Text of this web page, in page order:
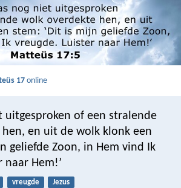
17 online
uitgesproken of een stralende
en uit de wolk klonk een
geliefde Zoon, in Hem vind Ik
naar Hem!’
vreugde Jezus